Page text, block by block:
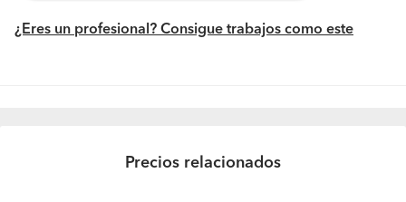
¿Eres un profesional? Consigue trabajos como este
Precios relacionados